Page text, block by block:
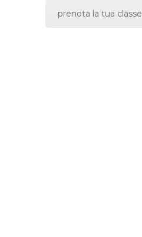
prenota la tua classe